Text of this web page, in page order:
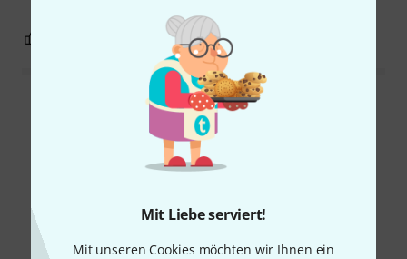
Mit Liebe serviert!
Mit unseren Cookies möchten wir Ihnen ein
BEWERTUNG MELDEN
Alle Bewertungen lesen